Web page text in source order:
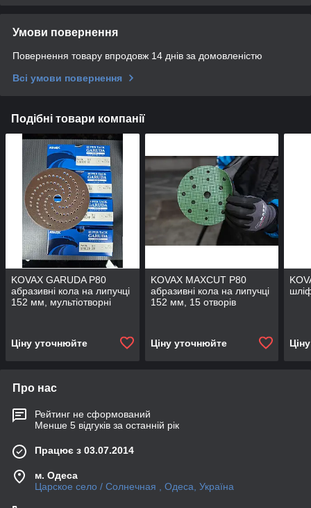
Умови повернення
Повернення товару впродовж 14 днів за домовленістю
Всі умови повернення
Подібні товари компанії
KOVAX GARUDA P80
абразивні кола на липучці
152 мм, мультіотворні
Ціну уточнюйте
KOVAX MAXCUT P80
абразивні кола на липучці
152 мм, 15 отворів
Ціну уточнюйте
Про нас
Рейтинг не сформований
Менше 5 відгуків за останній рік
Працює з 03.07.2014
м. Одеса
Царское село / Солнечная , Одеса, Україна